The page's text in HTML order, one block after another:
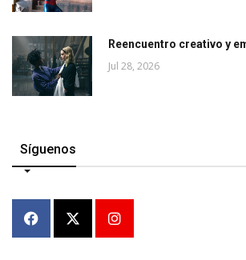
Reencuentro creativo y
Jul 28, 2026
Síguenos